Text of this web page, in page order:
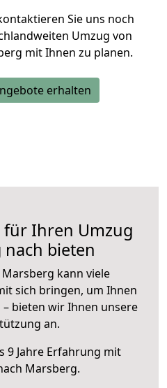
Sie uns noch
Umzug von
mit Ihnen zu planen.
erhalten
Ihren Umzug
nach bieten
Marsberg kann viele
sich bringen, um Ihnen
bieten wir Ihnen unsere
an.
9 Jahre Erfahrung mit
Marsberg.